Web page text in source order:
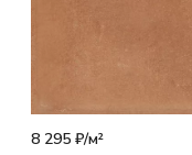
8 295 ₽/м²